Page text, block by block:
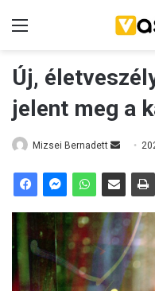
Új,
jelent meg a
Mizsei Bernadett
a
n
e
m